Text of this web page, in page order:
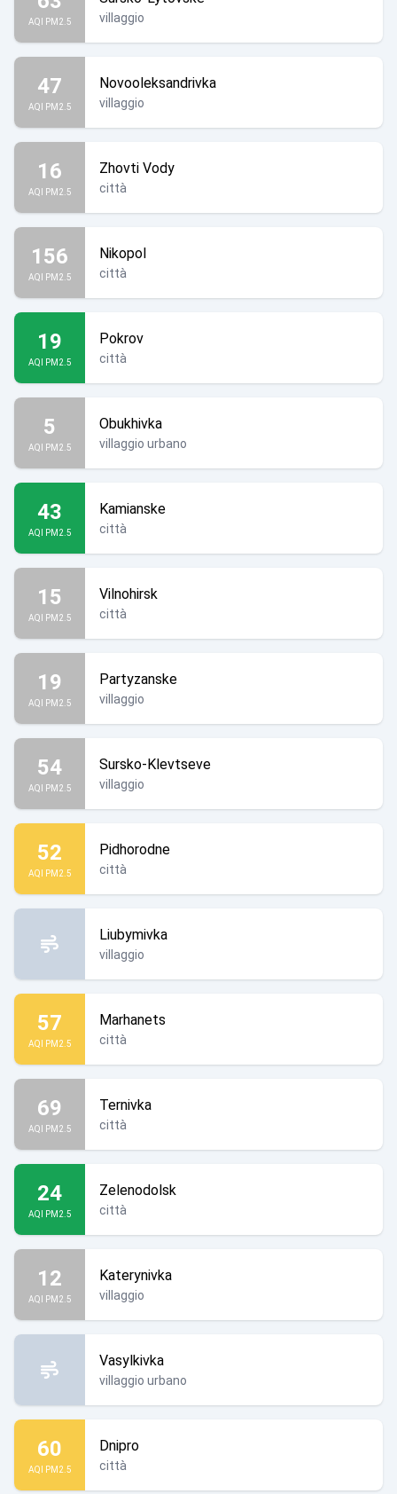
AQI PM2.5 villaggio
47
AQI PM2.5
Novooleksandrivka
villaggio
16
AQI PM2.5
Zhovti Vody
città
156
AQI PM2.5
Nikopol
città
19
AQI PM2.5
Pokrov
città
5
AQI PM2.5
Obukhivka
villaggio urbano
43
AQI PM2.5
Kamianske
città
15
AQI PM2.5
Vilnohirsk
città
19
AQI PM2.5
Partyzanske
villaggio
54
AQI PM2.5
Sursko-Klevtseve
villaggio
52
AQI PM2.5
Pidhorodne
città
Liubymivka
villaggio
57
AQI PM2.5
Marhanets
città
69
AQI PM2.5
Ternivka
città
24
AQI PM2.5
Zelenodolsk
città
12
AQI PM2.5
Katerynivka
villaggio
Vasylkivka
villaggio urbano
60
AQI PM2.5
Dnipro
città